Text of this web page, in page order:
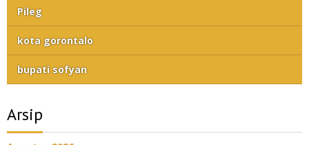
Pileg
kota gorontalo
bupati sofyan
Arsip